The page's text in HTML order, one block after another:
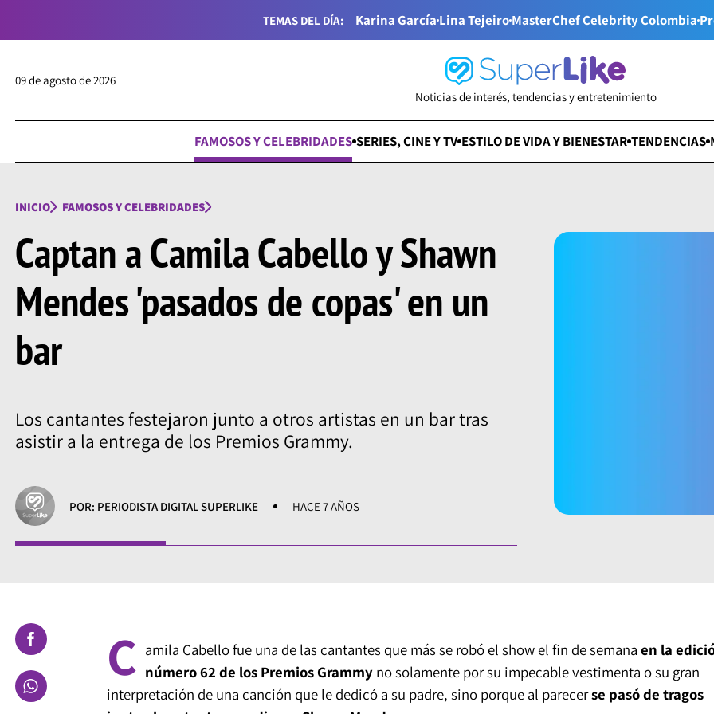
TEMAS DEL DÍA: Karina GarcíaLina TejeiroMasterChef Celebrity Colombia
09 de agosto de 2026
Noticias de interés, tendencias y entretenimiento
FAMOSOS Y CELEBRIDADES SERIES, CINE Y TV ESTILO DE VIDA Y BIENESTAR TENDENCIAS
INICIO FAMOSOS Y CELEBRIDADES
Captan a Camila Cabello y Shawn
Mendes 'pasados de copas' en un
bar
Los cantantes festejaron junto a otros artistas en un bar tras
asistir a la entrega de los Premios Grammy.
POR: PERIODISTA DIGITAL SUPERLIKE HACE 7 AÑOS
C amila Cabello fue una de las cantantes que más se robó el show el fin de semana en la
número 62 de los Premios Grammy no solamente por su impecable vestimenta o su gran
interpretación de una canción que le dedicó a su padre, sino porque al parecerse pasó de tragos